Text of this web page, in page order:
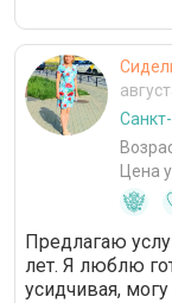
Цена
Предлагаю
лет. Я люблю
усидчивая,